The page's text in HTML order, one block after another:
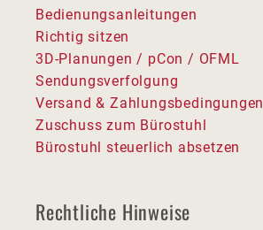
Bedienungsanleitungen
Richtig sitzen
3D-Planungen / pCon / OFML
Sendungsverfolgung
Versand & Zahlungsbedingungen
Zuschuss zum Bürostuhl
Bürostuhl steuerlich absetzen
Rechtliche Hinweise